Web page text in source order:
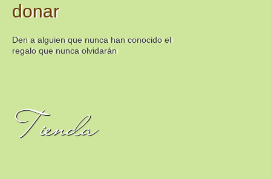
donar
Den a alguien que nunca han conocido el
regalo que nunca olvidarán
Tienda